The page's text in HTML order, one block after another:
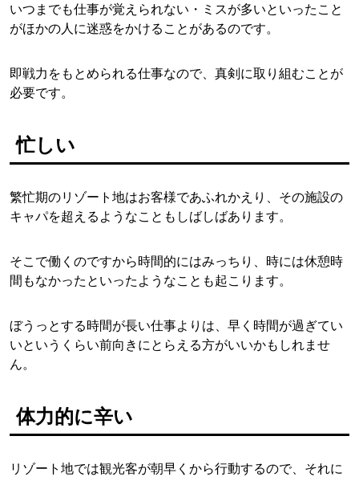
いつまでも仕事が覚えられない・ミスが多いといったこと
がほかの人に迷惑をかけることがあるのです。
即戦力をもとめられる仕事なので、真剣に取り組むことが
必要です。
忙しい
繁忙期のリゾート地はお客様であふれかえり、その施設の
キャパを超えるようなこともしばしばあります。
そこで働くのですから時間的にはみっちり、時には休憩時
間もなかったといったようなことも起こります。
ぼうっとする時間が長い仕事よりは、早く時間が過ぎてい
いというくらい前向きにとらえる方がいいかもしれませ
ん。
体力的に辛い
リゾート地では観光客が朝早くから行動するので、それに